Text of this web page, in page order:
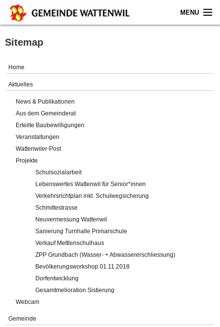
MENU
Home
Gemeinde
Verwaltung
Online-Service
Impressum
Sitemap
Home
Aktuelles
News & Publikationen
Aus dem Gemeinderat
Erteilte Baubewilligungen
Veranstaltungen
Wattenwiler-Post
Projekte
Schulsozialarbeit
Lebenswertes Wattenwil für Senior*innen
Verkehrsrichtplan inkl. Schulwegsicherung
Schmittestrasse
Neuvermessung Wattenwil
Sanierung Turnhalle Primarschule
Verkauf Mettlenschulhaus
ZPP Grundbach (Wasser- + Abwassererschliessung)
Bevölkerungsworkshop 01.11.2018
Dorfentwicklung
Gesamtmelioration Sistierung
Webcam
Gemeinde